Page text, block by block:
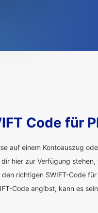
Code für
auf einem Kontoauszug
hier zur Verfügung
richtigen SWIFT-Code
Code angibst, kann es